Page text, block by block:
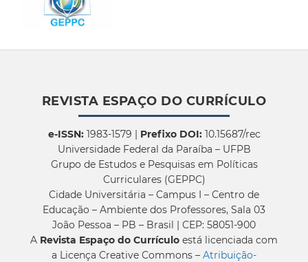
REVISTA ESPAÇO DO CURRÍCULO
e-ISSN:1983-1579 | Prefixo DOI:10.15687/rec
Universidade Federal da Paraíba – UFPB
Grupo de Estudos e Pesquisas em Políticas
Curriculares (GEPPC)
Cidade Universitária – Campus I – Centro de
Educação – Ambiente dos Professores, Sala 03
João Pessoa – PB – Brasil | CEP: 58051-900
A Revista Espaço do Currículo está licenciada com
a Licença Creative Commons – Atribuição-